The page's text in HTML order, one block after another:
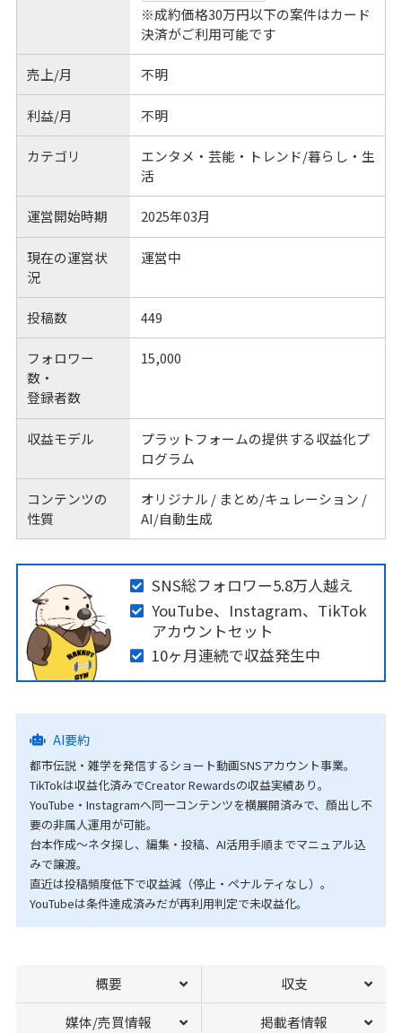
※成約価格30万円以下の案件はカード
決済がご利用可能です
売上/月 不明
利益/月 不明
カテゴリ
エンタメ・芸能・トレンド/暮らし・生
活
運営開始時期 2025年03月
現在の運営状
況
運営中
投稿数 449
フォロワー
数・
登録者数
15,000
収益モデル
プラットフォームの提供する収益化プ
ログラム
コンテンツの
性質
オリジナル / まとめ/キュレーション /
AI/自動生成
SNS総フォロワー5.8万人越え
YouTube、Instagram、TikTok
アカウントセット
10ヶ月連続で収益発生中
AI要約
都市伝説・雑学を発信するショート動画SNSアカウント事業。
TikTokは収益化済みでCreator Rewardsの収益実績あり。
YouTube・Instagramへ同一コンテンツを横展開済みで、顔出し不
要の非属人運用が可能。
台本作成〜ネタ探し、編集・投稿、AI活用手順までマニュアル込
みで譲渡。
直近は投稿頻度低下で収益減（停止・ペナルティなし）。
YouTubeは条件達成済みだが再利用判定で未収益化。
概要 収支
媒体/売買情報 掲載者情報